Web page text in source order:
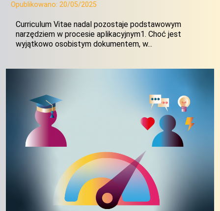
Opublikowano: 20/05/2025
Curriculum Vitae nadal pozostaje podstawowym
narzędziem w procesie aplikacyjnym1. Choć jest
wyjątkowo osobistym dokumentem, w...